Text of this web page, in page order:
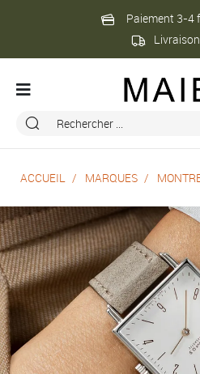
Paiement 3-4
ACCUEIL MARQUES